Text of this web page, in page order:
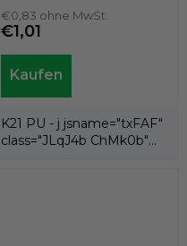
€0,83 ohne MwSt.
€1,01
K21 PU - j jsname="txFAF"
class="JLqJ4b ChMk0b"